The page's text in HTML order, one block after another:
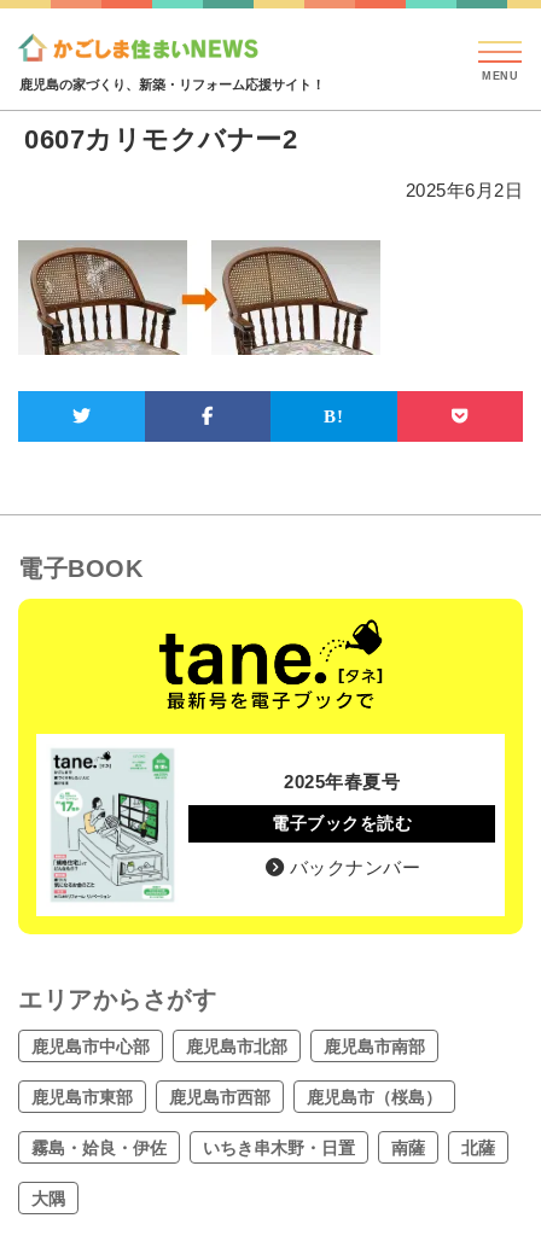
鹿児島の家づくり、新築・リフォーム応援サイト！
0607カリモクバナー2
2025年6月2日
電子BOOK
2025年春夏号
電子ブックを読む
バックナンバー
エリアからさがす
鹿児島市中心部 鹿児島市北部 鹿児島市南部
鹿児島市東部 鹿児島市西部 鹿児島市（桜島）
霧島・姶良・伊佐 いちき串木野・日置 南薩 北薩
大隅